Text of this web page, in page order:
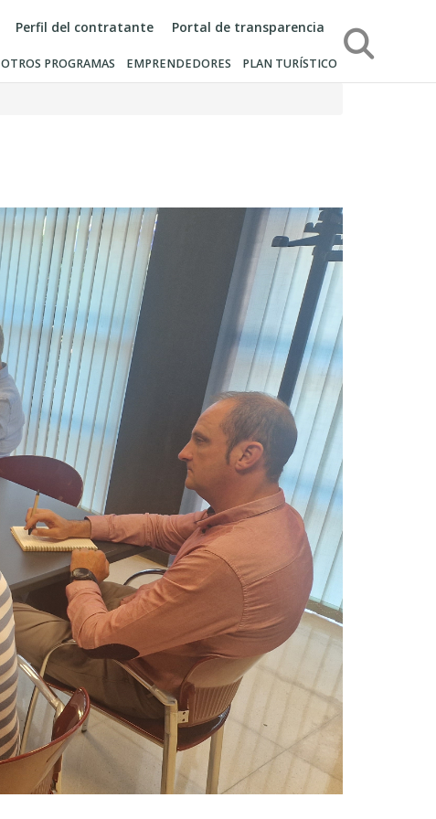
Perfil del contratante Portal de transparencia
OTROS PROGRAMAS EMPRENDEDORES PLAN TURÍSTICO
Búsqueda